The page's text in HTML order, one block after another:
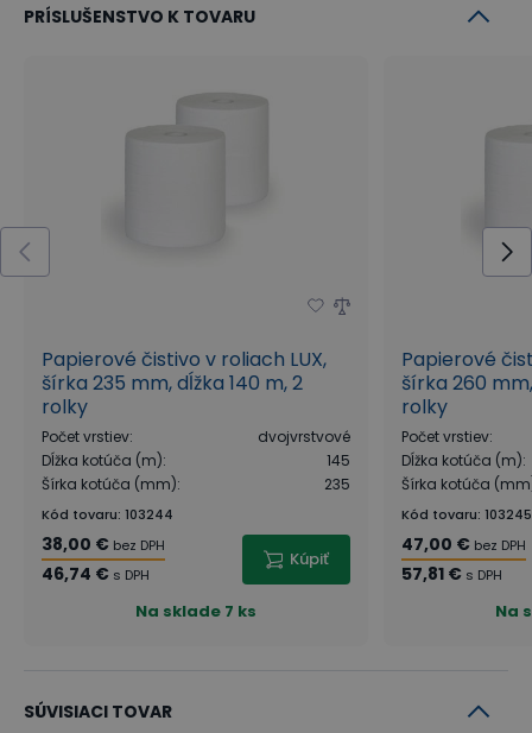
PRÍSLUŠENSTVO K TOVARU
Papierové čistivo v roliach LUX,
šírka 235 mm, dĺžka 140 m, 2
rolky
Počet vrstiev:
dvojvrstvové
Dĺžka kotúča (m):
145
Šírka kotúča (mm): 235
Kód tovaru: 103244
38,00 € bez DPH
46,74 € s DPH
Kúpiť
Na sklade 7 ks
Papierové
šírka 260
rolky
Počet vrstiev:
Dĺžka kotúča (m):
Šírka kotúča
Kód tovaru: 103245
47,00 € bez DPH
57,81 € s DPH
Na
SÚVISIACI TOVAR